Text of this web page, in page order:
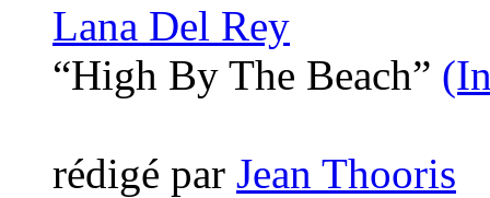
Lana Del Rey
“High By The Beach”
rédigé par Jean Thooris